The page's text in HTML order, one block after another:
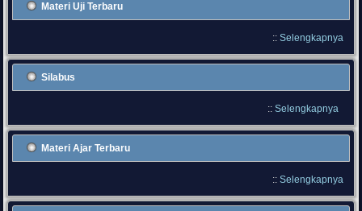
Materi Uji Terbaru
:: Selengkapnya
Silabus
:: Selengkapnya
Materi Ajar Terbaru
:: Selengkapnya